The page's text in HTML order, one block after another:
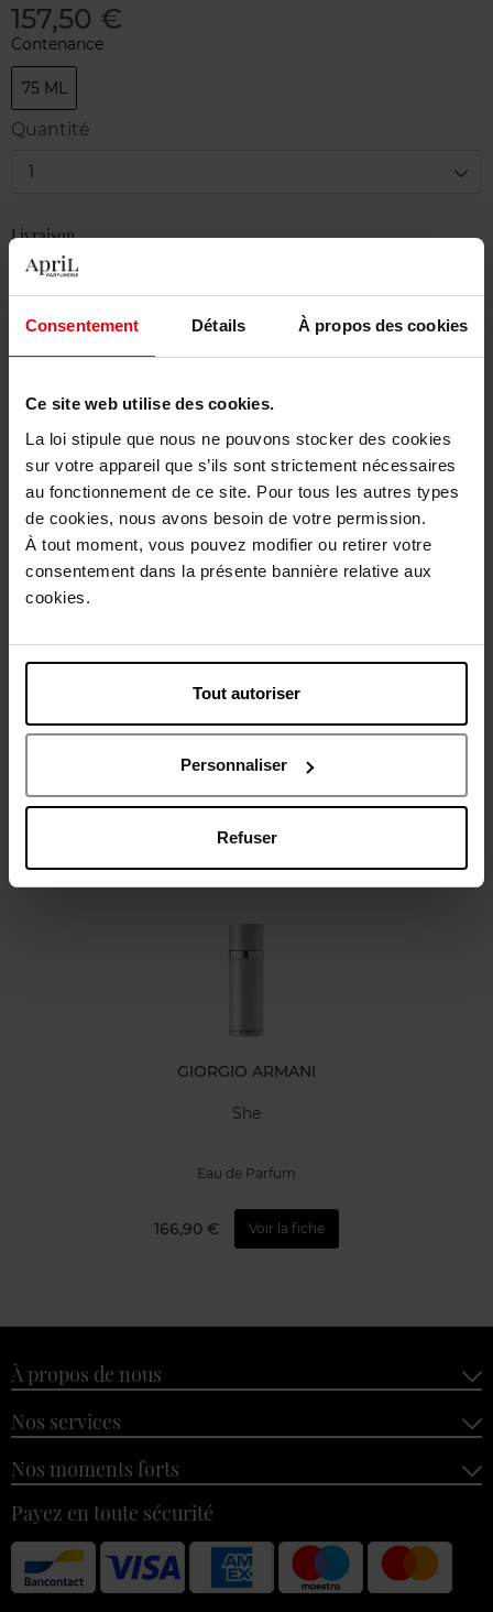
Consentement Détails À propos des cookies
Ce site web utilise des cookies.
La loi stipule que nous ne pouvons stocker des cookies
sur votre appareil que s’ils sont strictement nécessaires
au fonctionnement de ce site. Pour tous les autres types
de cookies, nous avons besoin de votre permission.
À tout moment, vous pouvez modifier ou retirer votre
consentement dans la présente bannière relative aux
cookies.
Tout autoriser
Personnaliser
Refuser
157,50 €
Contenance
75 ML
Quantité
1
Livraison
En stock
Retour gratuit dans votre magasin
Description
Caractéristiques
Politique relative aux avis des clients
Oublié quelque chose ?
GIORGIO ARMANI
She
Eau de Parfum
166,90 € Voir la fiche
À propos de nous
Nos services
Nos moments forts
Payez en toute sécurité